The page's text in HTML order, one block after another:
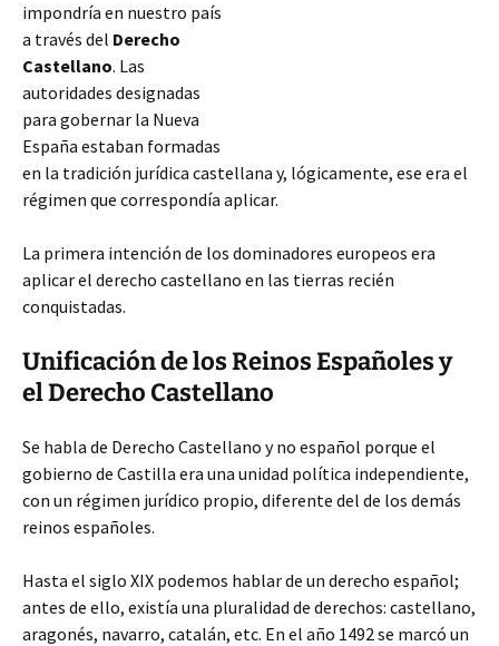
impondría en nuestro país
a través del Derecho
Castellano. Las
autoridades designadas
para gobernar la Nueva
España estaban formadas
en la tradición jurídica castellana y, lógicamente, ese era el
régimen que correspondía aplicar.
La primera intención de los dominadores europeos era
aplicar el derecho castellano en las tierras recién
conquistadas.
Unificación de los Reinos Españoles y
el Derecho Castellano
Se habla de Derecho Castellano y no español porque el
gobierno de Castilla era una unidad política independiente,
con un régimen jurídico propio, diferente del de los demás
reinos españoles.
Hasta el siglo XIX podemos hablar de un derecho español;
antes de ello, existía una pluralidad de derechos: castellano,
aragonés, navarro, catalán, etc. En el año 1492 se marcó un